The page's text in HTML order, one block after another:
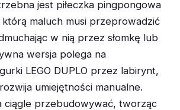
jest piłeczka pingpongowa
którą maluch musi przeprowadzić
w nią przez słomkę lub
wersja polega na
LEGO DUPLO przez labirynt,
umiejętności manualne.
ciągle przebudowywać, tworząc